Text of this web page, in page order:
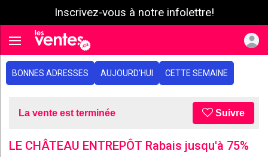
Inscrivez-vous à notre infolettre!
Toggle navigation
BONNES ADRESSES AUJOURD'HUI CETTE SEMAINE
La vente est terminée Suivre
LE CHÂTEAU ENTREPÔT Rabais jusqu'à 75%